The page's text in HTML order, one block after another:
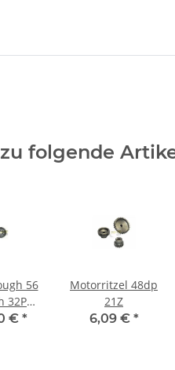
folgende
56
32P
Spur
€ *
Motorritzel 48dp
21Z
6,09 € *